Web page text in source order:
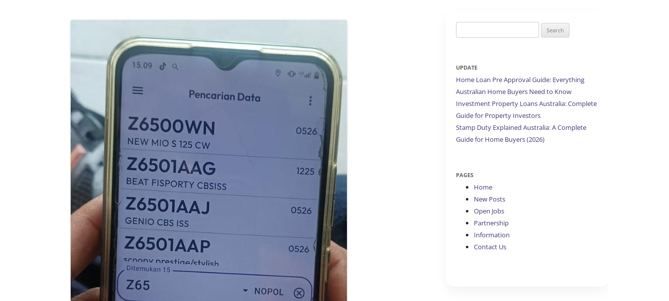
for:
UPDATE
Home Loan Pre Approval Guide: Everything
Australian Home Buyers Need to Know
Investment Property Loans Australia: Complete
Guide for Property Investors
Stamp Duty Explained Australia: A Complete
Guide for Home Buyers (2026)
PAGES
Home
New Posts
Open Jobs
Partnership
Information
Contact Us